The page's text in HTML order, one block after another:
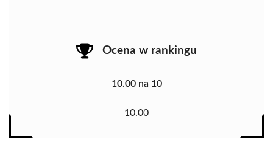
Ocena w rankingu
10.00 na 10
10.00